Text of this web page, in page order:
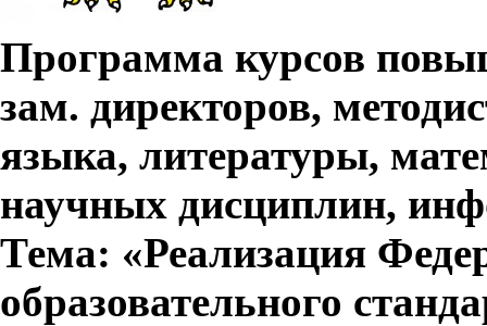
Программа курсов
зам. директоров,
языка, литературы,
научных дисциплин,
Тема: «Реализация
образовательного